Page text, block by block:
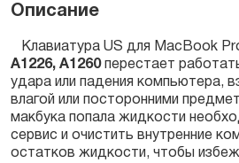
Описание
Клавиатура US для MacBook
А1226, А1260перестает
удара или падения компьютера,
влагой или посторонними
макбука попала жидкости
сервис и очистить внутренние
остатков жидкости, чтобы